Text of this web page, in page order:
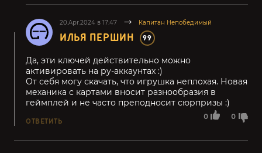
20.Apr.2024 в 17:47 Капитан Непобедимый
ИЛЬЯ ПЕРШИН 99
0 0
Да, эти ключей действительно можно
активировать на ру-аккаунтах :)
От себя могу скачать, что игрушка неплохая. Новая
механика с картами вносит разнообразия в
геймплей и не часто преподносит сюрпризы :)
ОТВЕТИТЬ